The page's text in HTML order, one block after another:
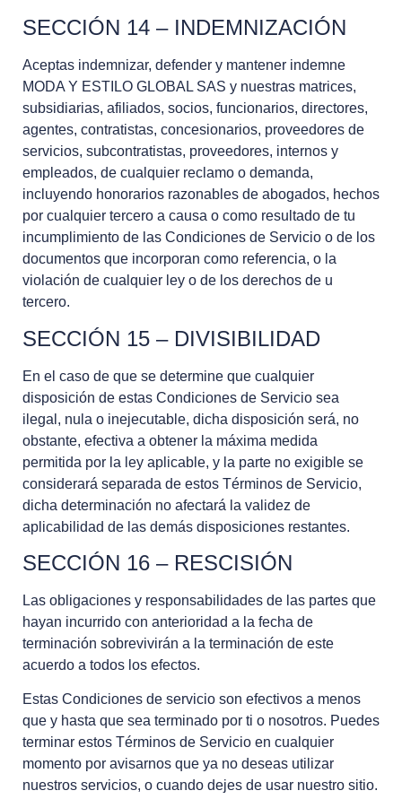
SECCIÓN 14 – INDEMNIZACIÓN
Aceptas indemnizar, defender y mantener indemne
MODA Y ESTILO GLOBAL SAS y nuestras matrices,
subsidiarias, afiliados, socios, funcionarios, directores,
agentes, contratistas, concesionarios, proveedores de
servicios, subcontratistas, proveedores, internos y
empleados, de cualquier reclamo o demanda,
incluyendo honorarios razonables de abogados, hechos
por cualquier tercero a causa o como resultado de tu
incumplimiento de las Condiciones de Servicio o de los
documentos que incorporan como referencia, o la
violación de cualquier ley o de los derechos de u
tercero.
SECCIÓN 15 – DIVISIBILIDAD
En el caso de que se determine que cualquier
disposición de estas Condiciones de Servicio sea
ilegal, nula o inejecutable, dicha disposición será, no
obstante, efectiva a obtener la máxima medida
permitida por la ley aplicable, y la parte no exigible se
considerará separada de estos Términos de Servicio,
dicha determinación no afectará la validez de
aplicabilidad de las demás disposiciones restantes.
SECCIÓN 16 – RESCISIÓN
Las obligaciones y responsabilidades de las partes que
hayan incurrido con anterioridad a la fecha de
terminación sobrevivirán a la terminación de este
acuerdo a todos los efectos.
Estas Condiciones de servicio son efectivos a menos
que y hasta que sea terminado por ti o nosotros. Puedes
terminar estos Términos de Servicio en cualquier
momento por avisarnos que ya no deseas utilizar
nuestros servicios, o cuando dejes de usar nuestro sitio.